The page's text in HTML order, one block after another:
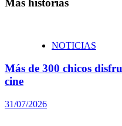
Más historias
NOTICIAS
Más de 300 chicos
cine
31/07/2026